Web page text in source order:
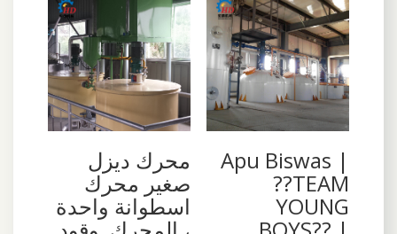
Apu Biswas |
??TEAM
YOUNG
محرك ديزل
صغير محرك
اسطوانة واحدة